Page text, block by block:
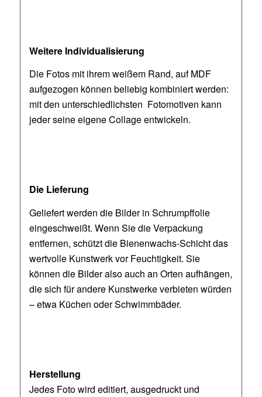
Weitere Individualisierung
Die Fotos mit ihrem weißem Rand, auf MDF
aufgezogen können beliebig kombiniert werden:
mit den unterschiedlichsten Fotomotiven kann
jeder seine eigene Collage entwickeln.
Die Lieferung
Geliefert werden die Bilder in Schrumpffolie
eingeschweißt. Wenn Sie die Verpackung
entfernen, schützt die Bienenwachs-Schicht das
wertvolle Kunstwerk vor Feuchtigkeit. Sie
können die Bilder also auch an Orten aufhängen,
die sich für andere Kunstwerke verbieten würden
– etwa Küchen oder Schwimmbäder.
Herstellung
Jedes Foto wird editiert, ausgedruckt und